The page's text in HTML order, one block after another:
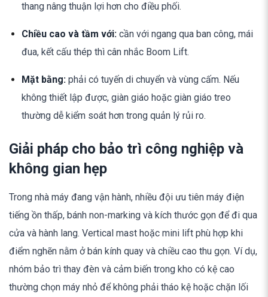
thang nâng thuận lợi hơn cho điều phối.
Chiều cao và tầm với:cần với ngang qua ban công, mái
đua, kết cấu thép thì cân nhắc Boom Lift.
Mặt bằng:phải có tuyến di chuyển và vùng cấm. Nếu
không thiết lập được, giàn giáo hoặc giàn giáo treo
thường dễ kiểm soát hơn trong quản lý rủi ro.
Giải pháp cho bảo trì công nghiệp và
không gian hẹp
Trong nhà máy đang vận hành, nhiều đội ưu tiên máy điện
tiếng ồn thấp, bánh non-marking và kích thước gọn để đi qua
cửa và hành lang. Vertical mast hoặc mini lift phù hợp khi
điểm nghẽn nằm ở bán kính quay và chiều cao thu gọn. Ví dụ,
nhóm bảo trì thay đèn và cảm biến trong kho có kệ cao
thường chọn máy nhỏ để không phải tháo kệ hoặc chặn lối